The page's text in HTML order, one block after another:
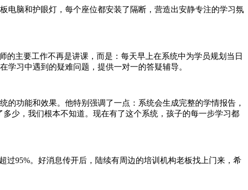
电脑和护眼灯，每个座位都安装了隔断，营造出安静专注的学习氛
主要工作不再是讲课，而是：每天早上在系统中为学员规划当日
习中遇到的疑难问题，提供一对一的答疑辅导。
功能和效果。他特别强调了一点：系统会生成完整的学情报告，
少，我们根本不知道。现在有了这个系统，孩子的每一步学习都
过95%。好消息传开后，陆续有周边的培训机构老板找上门来，希